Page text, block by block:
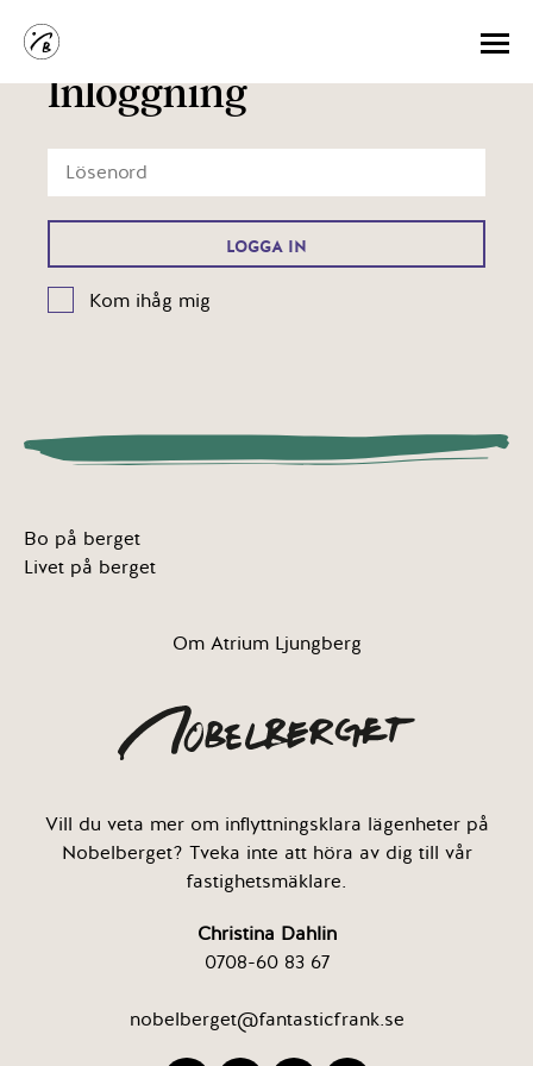
Inloggning
Kom ihåg mig
Bo på berget
Livet på berget
Om Atrium Ljungberg
Vill du veta mer om inflyttningsklara lägenheter på
Nobelberget? Tveka inte att höra av dig till vår
fastighetsmäklare.
Christina Dahlin
0708-60 83 67
nobelberget@fantasticfrank.se